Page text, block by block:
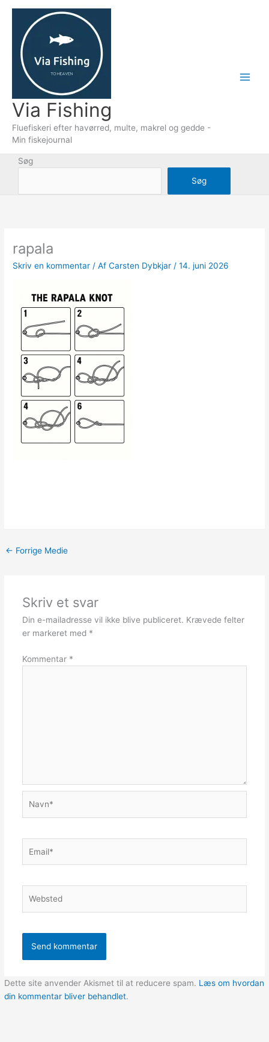
indholdet
Via Fishing
Fluefiskeri efter havørred, multe, makrel og gedde -
Min fiskejournal
Søg
Søg
rapala
Skriv en kommentar / AfCarsten Dybkjar /14. juni 2026
← Forrige Medie
Skriv et svar
Din e-mailadresse vil ikke blive publiceret. Krævede felter
er markeret med *
Kommentar *
Dette site anvender Akismet til at reducere spam. Læs om hvordan
din kommentar bliver behandlet.